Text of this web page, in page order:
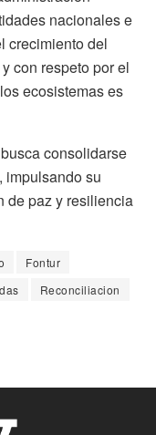
nacionales e
crecimiento del
con respeto por el
ecosistemas es
consolidarse
impulsando su
de paz y resiliencia
Fontur
Reconciliacion